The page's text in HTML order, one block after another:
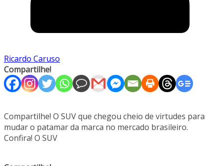
Ricardo Caruso
Compartilhe!
Compartilhe! O SUV que chegou cheio de virtudes para
mudar o patamar da marca no mercado brasileiro.
Confira! O SUV